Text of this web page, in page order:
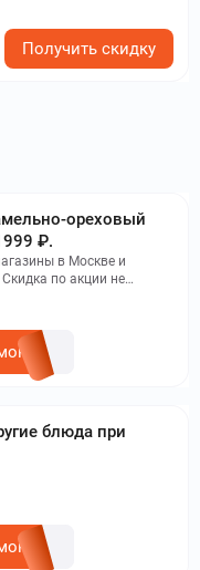
к заказу - подарочная
"Пепперони Лайт"
действует до отмены.
Получить скидку
ореховый
₽.
в Москве и
по акции не
предложениями, и
программы лояльности
не разрешается.
блюда при